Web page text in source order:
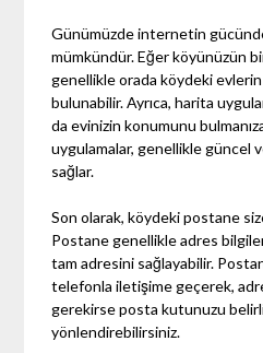
Günümüzde internetin
mümkündür. Eğer köyünüzün
genellikle orada köydeki
bulunabilir. Ayrıca, harita
da evinizin konumunu
uygulamalar, genellikle güncel
sağlar.
Son olarak, köydeki postane
Postane genellikle adres
tam adresini sağlayabilir.
telefonla iletişime geçerek,
gerekirse posta kutunuzu
yönlendirebilirsiniz.